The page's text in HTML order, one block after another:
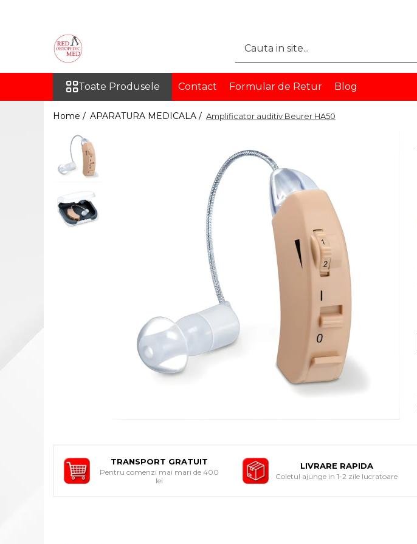
Toate Produsele
DISPOZITIVE MEDICALE
COLOANA VERTEBRALA
MEMBRU SUPERIOR
MEMBRU INFERIOR
PROTEZE PENTRU MEMBRUL
DISPOZITIVE DE MERS
Toate Produsele Contact Formular de Retur Blog
Home / APARATURA MEDICALA / Amplificator auditiv Beurer HA50
TRANSPORT GRATUIT
Pentru comenzi mai mari de 400
lei
LIVRARE RAPIDA
Coletul ajunge in 1-2 zile lucratoare